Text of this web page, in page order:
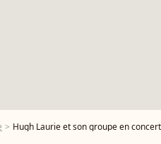
Hugh Laurie et son groupe en